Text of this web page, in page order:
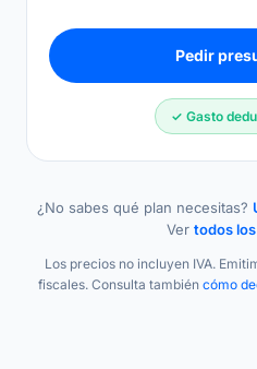
Pedir
✓ Gasto
¿No sabes qué plan necesitas?
Ver todos
Los precios no incluyen IVA.
fiscales. Consulta también cómo